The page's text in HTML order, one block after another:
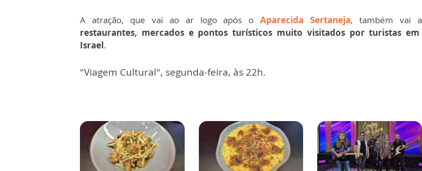
A atração, que vai ao ar logo após oAparecida Sertaneja, também vai a
restaurantes, mercados e pontos turísticos muito visitados por turistas em
Israel.
"Viagem Cultural", segunda-feira, às 22h.